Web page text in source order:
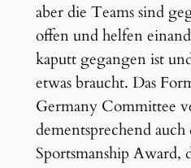
aber die Teams sind
offen und helfen
kaputt gegangen ist
etwas braucht. Das
Germany Committee
dementsprechend auch
Sportsmanship Award,